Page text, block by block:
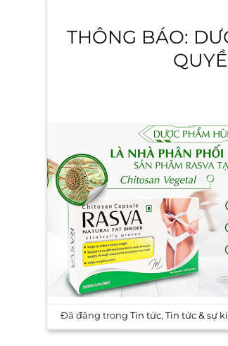
THÔNG BÁO:
Đã đăng trongTin tức,Tin tức & sự